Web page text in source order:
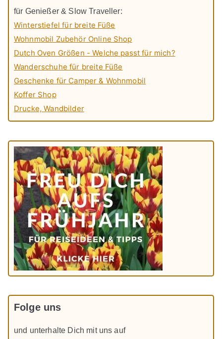
für Genießer & Slow Traveller:
Winterstiefel für breite Füße
Wohnmobil Zubehör Online Shop
Dutch Oven Größen - Welche passt für mich?
Wanderschuhe für breite Füße
Geschenke für Camper & Wohnmobil
Koffer Shop
Drucke, Wandbilder
Folge uns
und unterhalte Dich mit uns auf